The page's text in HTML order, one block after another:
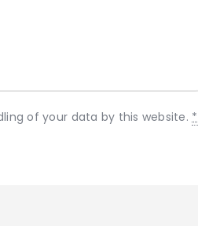
of your data by this website.*